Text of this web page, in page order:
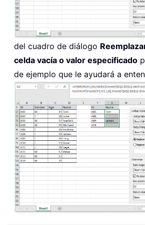
del cuadro de diálogo
celda vacía o valor especificado
de ejemplo que le ayudará a